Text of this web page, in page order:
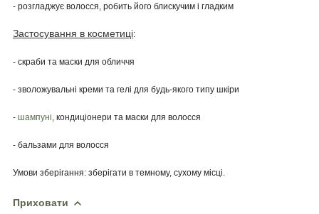
- розгладжує волосся, робить його блискучим і гладким
Застосування в косметиці:
- скраби та маски для обличчя
- зволожувальні креми та гелі для будь-якого типу шкіри
- шампуні , кондиціонери та маски для волосся
- бальзами для волосся
Умови зберігання: зберігати в темному, сухому місці.
Приховати